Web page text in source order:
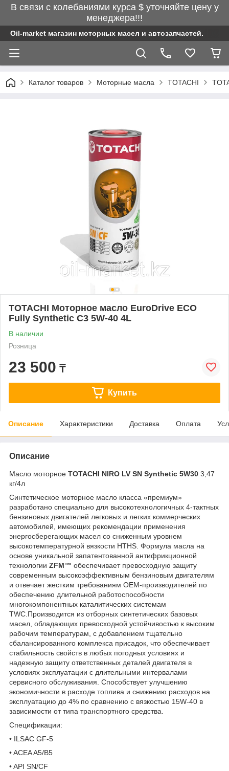
В связи с колебаниями курса $ уточняйте цену у
менеджера!!!
Oil-market магазин моторных масел и автозапчастей.
Каталог товаров Моторные масла TOTACHI
TOTACHI Моторное масло EuroDrive ECO
Fully Synthetic C3 5W-40 4L
В наличии
Розница
23 500 ₸
Купить
Описание Характеристики Доставка Оплата
Описание
Масло моторное TOTACHI NIRO LV SN Synthetic 5W30 3,47
кг/4л
Синтетическое моторное масло класса «премиум»
разработано специально для высокотехнологичных 4-тактных
бензиновых двигателей легковых и легких коммерческих
автомобилей, имеющих рекомендации применения
энергосберегающих масел со сниженным уровнем
высокотемпературной вязкости HTHS. Формула масла на
основе уникальной запатентованной антифрикционной
технологии ZFM™ обеспечивает превосходную защиту
современным высокоэффективным бензиновым двигателям
и отвечает жестким требованиям ОЕМ-производителей по
обеспечению длительной работоспособности
многокомпонентных каталитических системам
TWC.Производится из отборных синтетических базовых
масел, обладающих превосходной устойчивостью к высоким
рабочим температурам, с добавлением тщательно
сбалансированного комплекса присадок, что обеспечивает
стабильность свойств в любых погодных условиях и
надежную защиту ответственных деталей двигателя в
условиях эксплуатации с длительными интервалами
сервисного обслуживания. Способствует улучшению
экономичности в расходе топлива и снижению расходов на
эксплуатацию до 4% по сравнению с вязкостью 15W-40 в
зависимости от типа транспортного средства.
Спецификации:
• ILSAC GF-5
• ACEA A5/B5
• API SN/CF